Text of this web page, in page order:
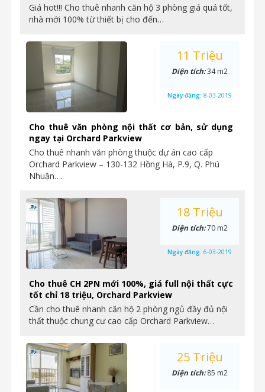
Giá hot!!! Cho thuê nhanh căn hộ 3 phòng giá quá tốt,
nhà mới 100% từ thiết bị cho đến…
Cho thuê văn phòng nội thất cơ bản, sử dụng
ngay tại Orchard Parkview
Cho thuê nhanh văn phòng thuộc dự án cao cấp
Orchard Parkview – 130-132 Hồng Hà, P.9, Q. Phú
Nhuận….
11 Triệu
Diện tích:34 m2
Ngày đăng: 8-03-2019
Cho thuê CH 2PN mới 100%, giá full nội thất cực
tốt chỉ 18 triệu, Orchard Parkview
Cần cho thuê nhanh căn hộ 2 phòng ngủ đầy đủ nội
thất thuộc chung cư cao cấp Orchard Parkview…
18 Triệu
Diện tích:70 m2
Ngày đăng: 6-03-2019
25 Triệu
Diện tích:85 m2